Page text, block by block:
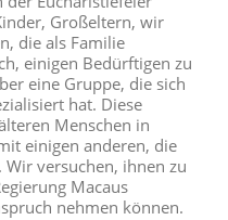
Großeltern, wir
die als Familie
einigen Bedürftigen zu
eine Gruppe, die sich
hat. Diese
Menschen in
einigen anderen, die
versuchen, ihnen zu
Macaus
nehmen können.